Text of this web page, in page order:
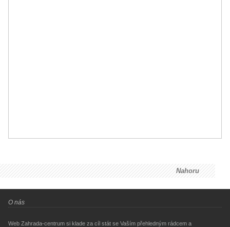
Nahoru
O nás
Web Zahrada-centrum si klade za cíl stát se Vaším přehledným rádcem a